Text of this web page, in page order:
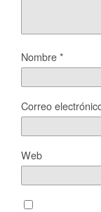
Nombre*
Correo
Web